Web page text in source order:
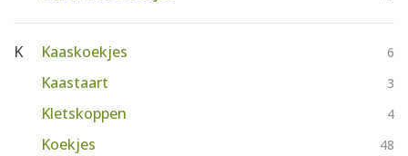
K Kaaskoekjes 6
Kaastaart 3
Kletskoppen 4
Koekjes 48